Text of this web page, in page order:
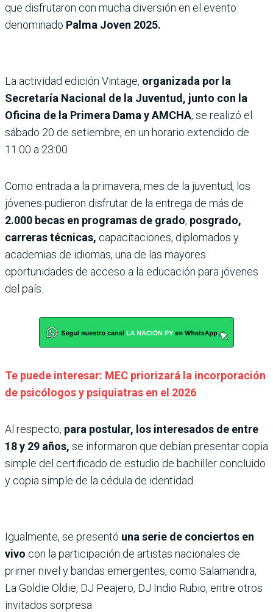
que disfrutaron con mucha diversión en el evento
denominado Palma Joven 2025.
La actividad edición Vintage, organizada por la
Secretaría Nacional de la Juventud, junto con la
Oficina de la Primera Dama y AMCHA, se realizó el
sábado 20 de setiembre, en un horario extendido de
11:00 a 23:00
Como entrada a la primavera, mes de la juventud, los
jóvenes pudieron disfrutar de la entrega de más de
2.000 becas en programas de grado, posgrado,
carreras técnicas, capacitaciones, diplomados y
academias de idiomas, una de las mayores
oportunidades de acceso a la educación para jóvenes
del país.
Te puede interesar: MEC priorizará la incorporación
de psicólogos y psiquiatras en el 2026
Al respecto, para postular, los interesados de entre
18 y 29 años, se informaron que debían presentar copia
simple del certificado de estudio de bachiller concluido
y copia simple de la cédula de identidad.
Igualmente, se presentó una serie de conciertos en
vivo con la participación de artistas nacionales de
primer nivel y bandas emergentes, como Salamandra,
La Goldie Oldie, DJ Peajero, DJ Indio Rubio, entre otros
invitados sorpresa